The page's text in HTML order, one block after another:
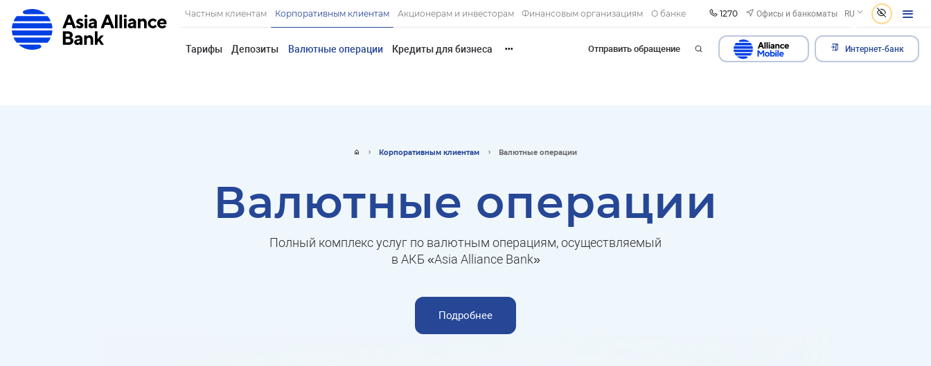
Частным клиентам Корпоративным клиентам Акционерам и инвесторам Финансовым организациям О банке 1270 Офисы и банкоматы RU
Тарифы Депозиты Валютные операции Кредиты для бизнеса ••• Отправить обращение Интернет-банк
Корпоративным клиентам Валютные операции
Валютные операции
Полный комплекс услуг по валютным операциям, осуществляемый
в АКБ «Asia Alliance Bank»
Подробнее